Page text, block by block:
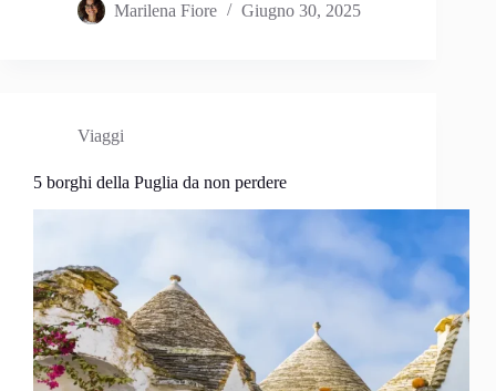
Marilena Fiore
Giugno 30, 2025
Viaggi
5 borghi della Puglia da non perdere